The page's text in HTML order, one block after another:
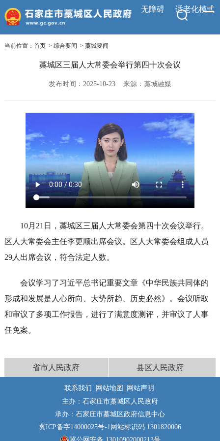
无障碍 适老化模式
当前位置： 首页> 综合要闻 > 藁城要闻
藁城区三届人大常委会举行第四十次会议
发布时间：2025-10-23 来源：藁城融媒
10月21日，藁城区三届人大常委会第四十次会议举行。
区人大常委会主任李更顺出席会议。区人大常委会组成人员
29人出席会议，符合法定人数。
会议学习了习近平总书记重要文章《中华民族共同体的
形成和发展是人心所向、大势所趋、历史必然》。会议听取
和审议了多项工作报告，进行了满意度测评，并审议了人事
任免案。
省市人民政府 县区人民政府
联系我们 | 网站地图 | 网站声明
主办：石家庄市藁城区人民政府
承办：石家庄市藁城区政府信息中心
冀ICP备字14000025号-1网站标识码:1301820006